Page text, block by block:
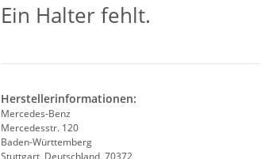
Ein Halter fehlt.
Herstellerinformationen:
Mercedes-Benz
Mercedesstr. 120
Baden-Württemberg